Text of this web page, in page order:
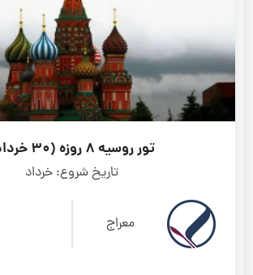
تور روسیه 8 روزه (30 خرداد)
تاریخ شروع: خرداد
معراج